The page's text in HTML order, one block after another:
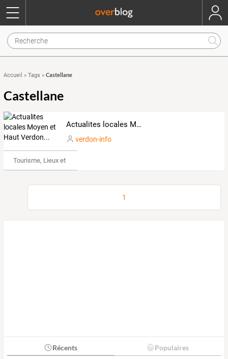
Accueil » Tags » Castellane
Castellane
Actualites locales Moyen et Haut Verdon...
verdon-info
Tourisme, Lieux et Événements
1
Récents Populaires